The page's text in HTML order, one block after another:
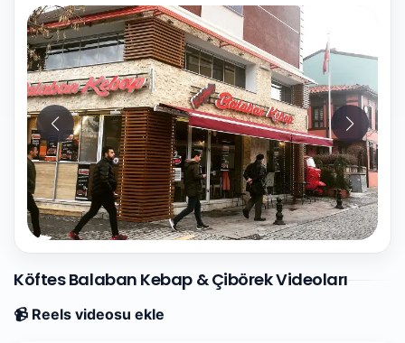
10Fotoğraf
Köftes Balaban Kebap & Çibörek Videoları
📹 Reels videosu ekle